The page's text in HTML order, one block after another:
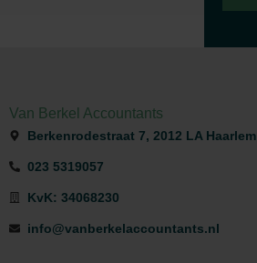
Van Berkel Accountants
Berkenrodestraat 7, 2012 LA Haarlem
023 5319057
KvK: 34068230
info@vanberkelaccountants.nl